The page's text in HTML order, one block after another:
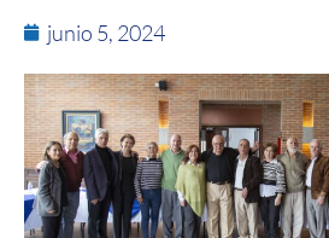
junio 5, 2024